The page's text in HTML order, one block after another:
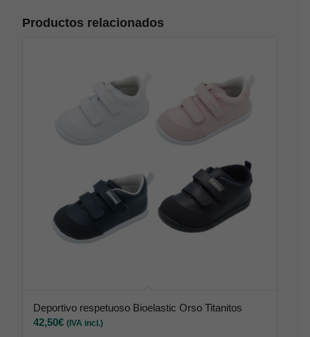
Productos relacionados
Deportivo respetuoso Bioelastic Orso Titanitos
42,50€ (IVA incl.)